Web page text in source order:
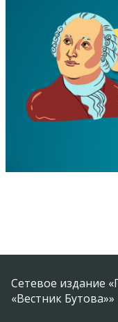
Сетевое издание
«Вестник Бутова»»